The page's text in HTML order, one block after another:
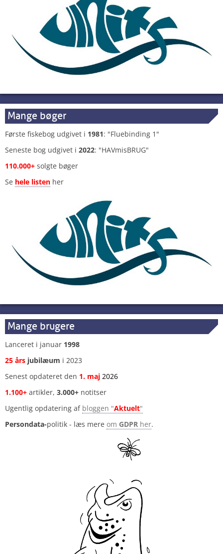
Mange bøger
Første fiskebog udgivet i 1981: "Fluebinding 1"
Seneste bog udgivet i 2022: "HAVmisBRUG"
110.000+ solgte bøger
Se hele listen her
Mange brugere
Lanceret i januar 1998
25 års jubilæum i 2023
Senest opdateret den 1. maj 2026
1.100+ artikler, 3.000+ notitser
Ugentlig opdatering af bloggen "Aktuelt"
Persondata-politik - læs mere om GDPR her.